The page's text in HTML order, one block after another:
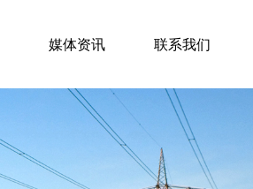
媒体资讯 联系我们